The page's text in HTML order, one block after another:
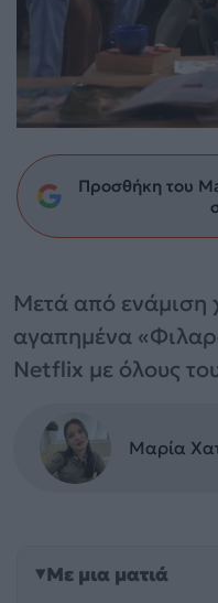
Προσθήκη του
Μετά από ενάμιση
αγαπημένα
Netflix με όλους
Μαρία
Με μια ματιά